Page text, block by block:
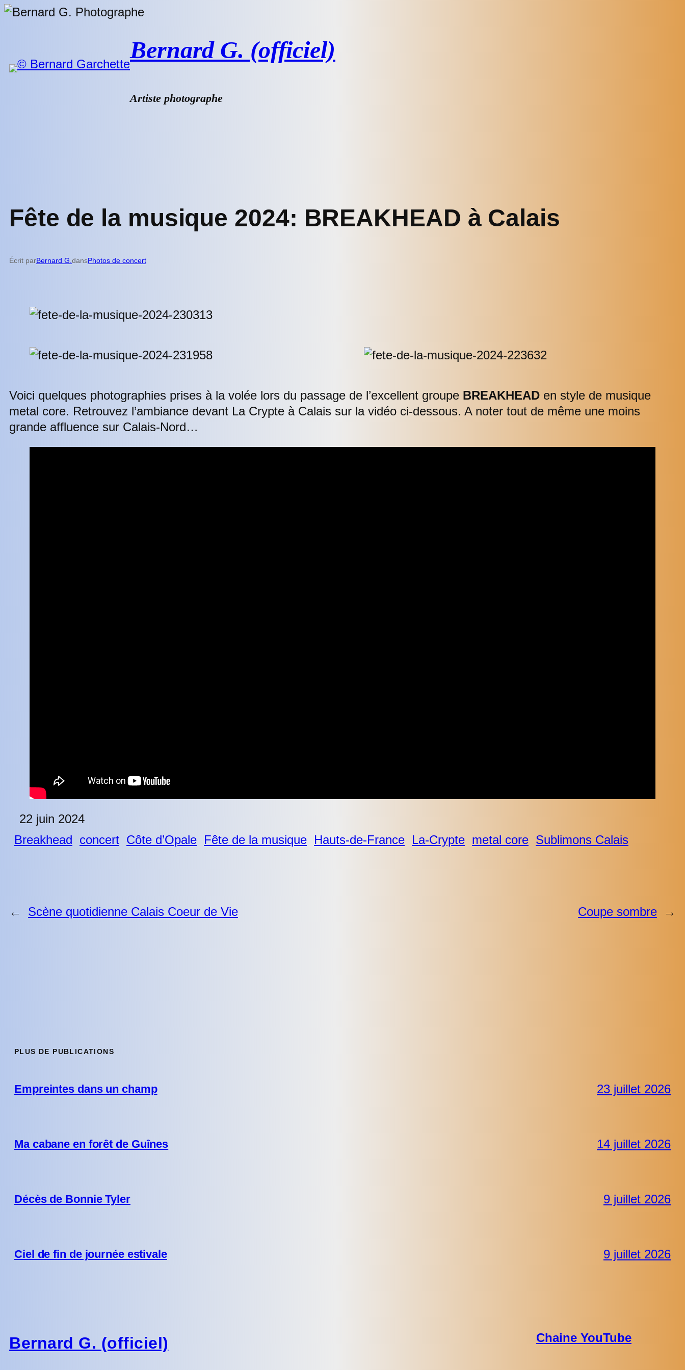
Aller
Bernard G. (officiel)
Artiste photographe
Fête de la musique 2024: BREAKHEAD à Calais
Écrit parBernard G. dansPhotos de concert
Voici quelques photographies prises à la volée lors du passage de l’excellent groupe BREAKHEAD en style de musique
metal core. Retrouvez l’ambiance devant La Crypte à Calais sur la vidéo ci-dessous. A noter tout de même une moins
grande affluence sur Calais-Nord…
22 juin 2024
Breakhead concert Côte d’Opale Fête de la musique Hauts-de-France La-Crypte metal core Sublimons Calais
← Scène quotidienne Calais Coeur de Vie Coupe sombre →
PLUS DE PUBLICATIONS
Empreintes dans un champ 23 juillet 2026
Ma cabane en forêt de Guînes 14 juillet 2026
Décès de Bonnie Tyler 9 juillet 2026
Ciel de fin de journée estivale 9 juillet 2026
Bernard G. (officiel) Chaine YouTube